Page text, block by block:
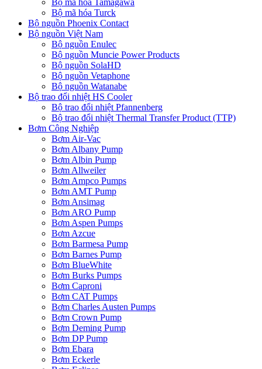
Bộ mã hóa Tamagawa
Bộ mã hóa Turck
Bộ nguồn Phoenix Contact
Bộ nguồn Việt Nam
Bộ nguồn Enulec
Bộ nguồn Muncie Power Products
Bộ nguồn SolaHD
Bộ nguồn Vetaphone
Bộ nguồn Watanabe
Bộ trao đổi nhiệt HS Cooler
Bộ trao đổi nhiệt Pfannenberg
Bộ trao đổi nhiệt Thermal Transfer Product (TTP)
Bơm Công Nghiệp
Bơm Air-Vac
Bơm Albany Pump
Bơm Albin Pump
Bơm Allweiler
Bơm Ampco Pumps
Bơm AMT Pump
Bơm Ansimag
Bơm ARO Pump
Bơm Aspen Pumps
Bơm Azcue
Bơm Barmesa Pump
Bơm Barnes Pump
Bơm BlueWhite
Bơm Burks Pumps
Bơm Caproni
Bơm CAT Pumps
Bơm Charles Austen Pumps
Bơm Crown Pump
Bơm Deming Pump
Bơm DP Pump
Bơm Ebara
Bơm Eckerle